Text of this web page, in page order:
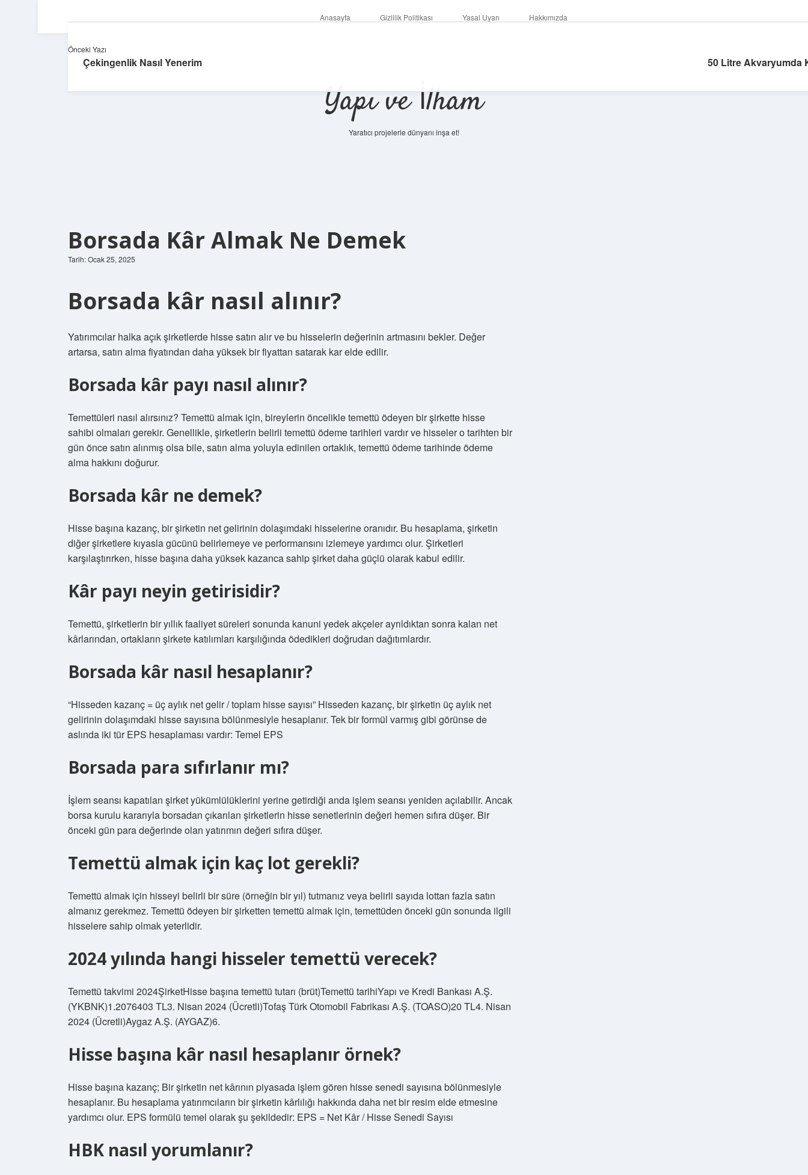
Anasayfa Gizlilik Politikası Yasal Uyarı Hakkımızda
Yapı ve İlham
Yaratıcı projelerle dünyanı inşa et!
Borsada Kâr Almak Ne Demek
Tarih: Ocak 25, 2025
Borsada kâr nasıl alınır?
Yatırımcılar halka açık şirketlerde hisse satın alır ve bu hisselerin değerinin artmasını bekler. Değer
artarsa, satın alma fiyatından daha yüksek bir fiyattan satarak kar elde edilir.
Borsada kâr payı nasıl alınır?
Temettüleri nasıl alırsınız? Temettü almak için, bireylerin öncelikle temettü ödeyen bir şirkette hisse
sahibi olmaları gerekir. Genellikle, şirketlerin belirli temettü ödeme tarihleri ​​vardır ve hisseler o tarihten bir
gün önce satın alınmış olsa bile, satın alma yoluyla edinilen ortaklık, temettü ödeme tarihinde ödeme
alma hakkını doğurur.
Borsada kâr ne demek?
Hisse başına kazanç, bir şirketin net gelirinin dolaşımdaki hisselerine oranıdır. Bu hesaplama, şirketin
diğer şirketlere kıyasla gücünü belirlemeye ve performansını izlemeye yardımcı olur. Şirketleri
karşılaştırırken, hisse başına daha yüksek kazanca sahip şirket daha güçlü olarak kabul edilir.
Kâr payı neyin getirisidir?
Temettü, şirketlerin bir yıllık faaliyet süreleri sonunda kanuni yedek akçeler ayrıldıktan sonra kalan net
kârlarından, ortakların şirkete katılımları karşılığında ödedikleri doğrudan dağıtımlardır.
Borsada kâr nasıl hesaplanır?
“Hisseden kazanç = üç aylık net gelir / toplam hisse sayısı” Hisseden kazanç, bir şirketin üç aylık net
gelirinin dolaşımdaki hisse sayısına bölünmesiyle hesaplanır. Tek bir formül varmış gibi görünse de
aslında iki tür EPS hesaplaması vardır: Temel EPS
Borsada para sıfırlanır mı?
İşlem seansı kapatılan şirket yükümlülüklerini yerine getirdiği anda işlem seansı yeniden açılabilir. Ancak
borsa kurulu kararıyla borsadan çıkarılan şirketlerin hisse senetlerinin değeri hemen sıfıra düşer. Bir
önceki gün para değerinde olan yatırımın değeri sıfıra düşer.
Temettü almak için kaç lot gerekli?
Temettü almak için hisseyi belirli bir süre (örneğin bir yıl) tutmanız veya belirli sayıda lottan fazla satın
almanız gerekmez. Temettü ödeyen bir şirketten temettü almak için, temettüden önceki gün sonunda ilgili
hisselere sahip olmak yeterlidir.
2024 yılında hangi hisseler temettü verecek?
Temettü takvimi 2024ŞirketHisse başına temettü tutarı (brüt)Temettü tarihiYapı ve Kredi Bankası A.Ş.
(YKBNK)1.2076403 TL3. Nisan 2024 (Ücretli)Tofaş Türk Otomobil Fabrikası A.Ş. (TOASO)20 TL4. Nisan
2024 (Ücretli)Aygaz A.Ş. (AYGAZ)6.
Hisse başına kâr nasıl hesaplanır örnek?
Hisse başına kazanç; Bir şirketin net kârının piyasada işlem gören hisse senedi sayısına bölünmesiyle
hesaplanır. Bu hesaplama yatırımcıların bir şirketin kârlılığı hakkında daha net bir resim elde etmesine
yardımcı olur. EPS formülü temel olarak şu şekildedir: EPS = Net Kâr / Hisse Senedi Sayısı
HBK nasıl yorumlanır?
Önceki Yazı
Çekingenlik Nasıl Yenerim 50 Litre Akvaryumda